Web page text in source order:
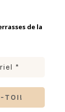
de la